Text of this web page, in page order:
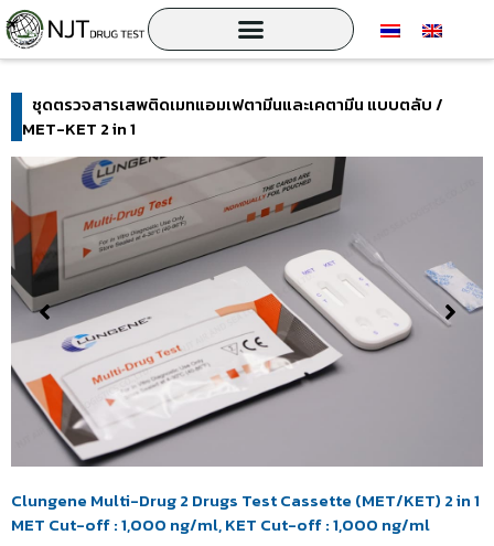
ชุดตรวจสารเสพติดเมทแอมเฟตามีนและเคตามีน แบบตลับ /
MET-KET 2 in 1
Clungene Multi-Drug 2 Drugs Test Cassette (MET/KET) 2 in 1
MET Cut-off : 1,000 ng/ml, KET Cut-off : 1,000 ng/ml